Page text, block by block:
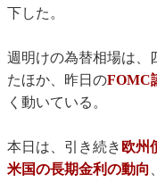
下した。
週明けの為替相場は、
たほか、昨日のFOMC
く動いている。
本日は、引き続き 欧州
米国の長期金利の動向 、